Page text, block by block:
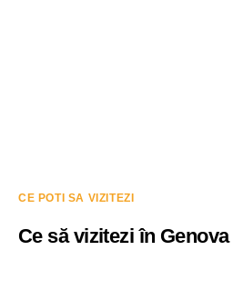
CE POTI SA VIZITEZI
Ce să vizitezi în Genova